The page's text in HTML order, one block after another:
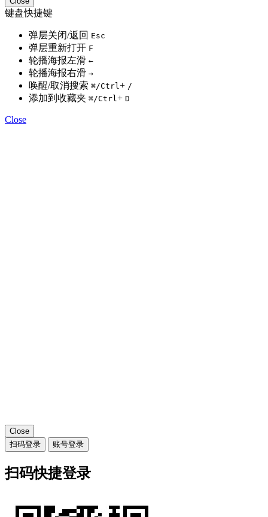
键盘快捷键
弹层关闭/返回 Esc
弹层重新打开 F
轮播海报左滑 ←
轮播海报右滑 →
唤醒/取消搜索 ⌘/Ctrl+ /
添加到收藏夹 ⌘/Ctrl+ D
Close
Close
扫码登录
账号登录
扫码快捷登录